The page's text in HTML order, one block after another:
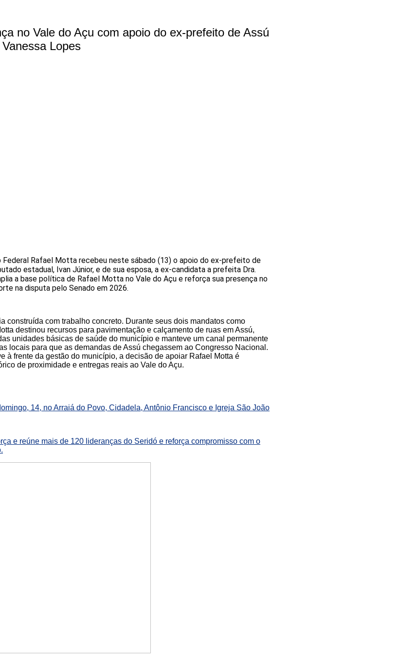
no Vale do Açu com apoio do ex-prefeito de Assú
Lopes
Federal Rafael Motta recebeu neste sábado (13) o apoio do ex-prefeito de
estadual, Ivan Júnior, e de sua esposa, a ex-candidata a prefeita Dra.
a base política de Rafael Motta no Vale do Açu e reforça sua presença no
na disputa pelo Senado em 2026.
construída com trabalho concreto. Durante seus dois mandatos como
destinou recursos para pavimentação e calçamento de ruas em Assú,
unidades básicas de saúde do município e manteve um canal permanente
locais para que as demandas de Assú chegassem ao Congresso Nacional.
à frente da gestão do município, a decisão de apoiar Rafael Motta é
de proximidade e entregas reais ao Vale do Açu.
14, no Arraiá do Povo, Cidadela, Antônio Francisco e Igreja São João
e reúne mais de 120 lideranças do Seridó e reforça compromisso com o